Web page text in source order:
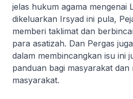
jelas hukum agama mengenai
dikeluarkan Irsyad ini pula,
memberi taklimat dan
para asatizah. Dan Pergas
dalam membincangkan isu ini
panduan bagi masyarakat dan
masyarakat.